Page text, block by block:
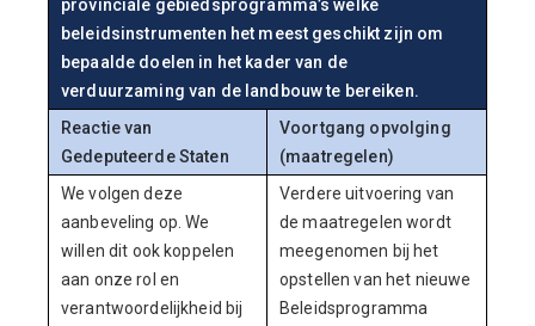
provinciale gebiedsprogramma’s welke
beleidsinstrumenten het meest geschikt zijn om
bepaalde doelen in het kader van de
verduurzaming van de landbouw te bereiken.
Reactie van
Gedeputeerde Staten
Voortgang opvolging
(maatregelen)
We volgen deze
aanbeveling op. We
willen dit ook koppelen
aan onze rol en
verantwoordelijkheid bij
Verdere uitvoering van
de maatregelen wordt
meegenomen bij het
opstellen van het nieuwe
Beleidsprogramma